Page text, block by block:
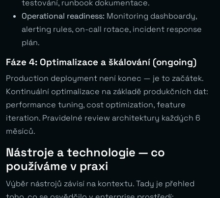
testování, runbook dokumentace.
Operational readiness: Monitoring dashboardy,
alerting rules, on-call rotace, incident response
plán.
Fáze 4: Optimalizace a škálování (ongoing)
Production deployment není konec — je to začátek.
Kontinuální optimalizace na základě produkčních dat:
performance tuning, cost optimization, feature
iteration. Pravidelné review architektury každých 6
měsíců.
Nástroje a technologie — co
používáme v praxi
Výběr nástrojů závisí na kontextu. Tady je přehled